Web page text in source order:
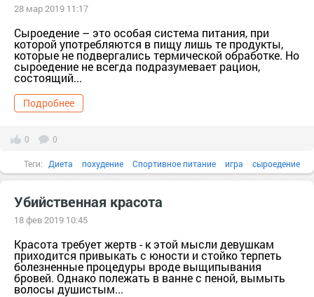
28 мар 2019 11:17
Сыроедение – это особая система питания, при
которой употребляются в пищу лишь те продукты,
которые не подвергались термической обработке. Но
сыроедение не всегда подразумевает рацион,
состоящий...
Подробнее
0 0
Теги: Диета похудение Спортивное питание игра сыроедение
Убийственная красота
18 фев 2019 10:45
Красота требует жертв - к этой мысли девушкам
приходится привыкать с юности и стойко терпеть
болезненные процедуры вроде выщипывания
бровей. Однако полежать в ванне с пеной, вымыть
волосы душистым...